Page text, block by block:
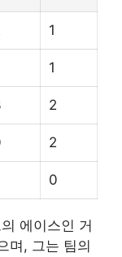
1
1
2
2
0
에이스인 거
며, 그는 팀의